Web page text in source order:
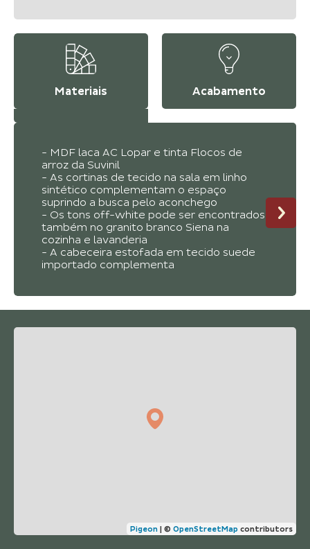
Materiais Acabamento
- MDF laca AC Lopar e tinta Flocos de
arroz da Suvinil
- As cortinas de tecido na sala em linho
sintético complementam o espaço
suprindo a busca pelo aconchego
- Os tons off-white pode ser encontrados
também no granito branco Siena na
cozinha e lavanderia
- A cabeceira estofada em tecido suede
importado complementa
Pigeon | © OpenStreetMap contributors